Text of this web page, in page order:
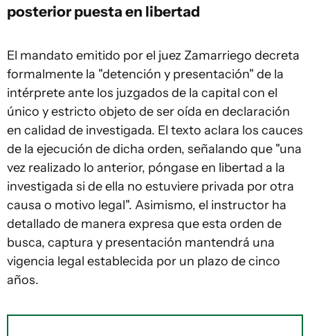
posterior puesta en libertad
El mandato emitido por el juez Zamarriego decreta
formalmente la "detención y presentación" de la
intérprete ante los juzgados de la capital con el
único y estricto objeto de ser oída en declaración
en calidad de investigada. El texto aclara los cauces
de la ejecución de dicha orden, señalando que "una
vez realizado lo anterior, póngase en libertad a la
investigada si de ella no estuviere privada por otra
causa o motivo legal". Asimismo, el instructor ha
detallado de manera expresa que esta orden de
busca, captura y presentación mantendrá una
vigencia legal establecida por un plazo de cinco
años.